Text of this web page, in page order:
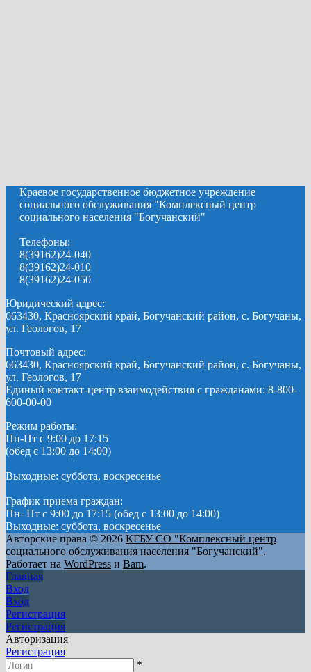
Краевое государственное бюджетное учреждение
социального обслуживания "Комплексный центр
социального населения "Богучанский"
Телефоны:
8(39162)24-040
8(39162)24-010
8(39162)24-050
Юридический адрес:
663430, Красноярский край, Богучанский район, с. Богучаны,
ул. Геологов, 17
Почтовый адрес:
663430, Красноярский край, Богучанский район, с. Богучаны,
ул. Геологов, 17
Единый контакт-центр взаимодействия с гражданами: 8-800-
600-00-00
Режим работы:
Пн-Пт с 9:00 до 17:15
(обед с 13:00 до 14:00)
Выходные: суббота, воскресенье
График приема граждан:
Пн- Пт с 9:00 до 17:15 (обед с 13:00 до 14:00)
Выходные: суббота, воскресенье
Авторские права © 2026 КГБУ СО "Комплексный центр
социального обслуживания населения "Богучанский".
Работает на WordPress и Bam.
Главная
Вход
Вход
Регистрация
Регистрация
Авторизация
Регистрация
*